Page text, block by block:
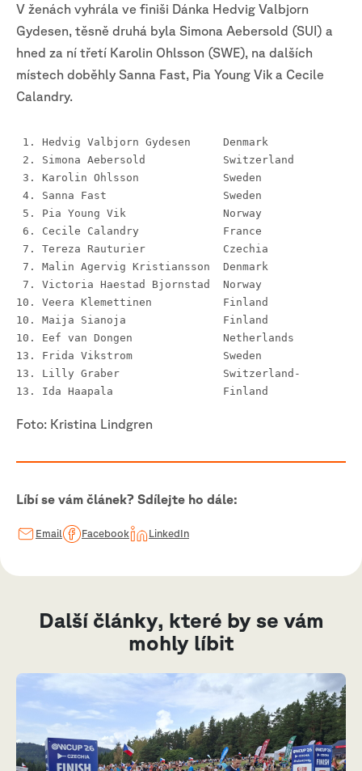
V ženách vyhrála ve finiši Dánka Hedvig Valbjorn
Gydesen, těsně druhá byla Simona Aebersold (SUI) a
hned za ní třetí Karolin Ohlsson (SWE), na dalších
místech doběhly Sanna Fast, Pia Young Vik a Cecile
Calandry.
2. Simona Aebersold		Switzerland
3. Karolin Ohlsson		Sweden
4. Sanna Fast			Sweden
5. Pia Young Vik		Norway
6. Cecile Calandry		France
7. Tereza Rauturier            Czechia
7. Malin Agervig Kristiansson	Denmark
7. Victoria Haestad Bjornstad	Norway
10. Veera Klemettinen		Finland
10. Maija Sianoja		Finland
10. Eef van Dongen		Netherlands
13. Frida Vikstrom		Sweden
13. Lilly Graber		Switzerland-
13. Ida Haapala			Finland
Foto: Kristina Lindgren
Líbí se vám článek? Sdílejte ho dále:
Email Facebook LinkedIn
Další články, které by se vám
mohly líbit